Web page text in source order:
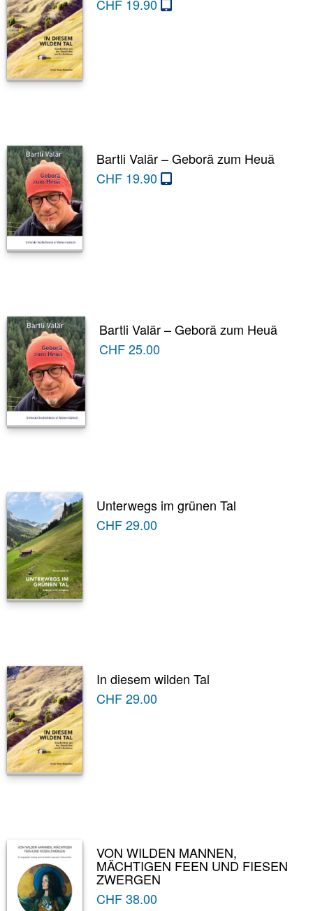
CHF19.90
Bartli Valär – Geborä zum Heuä
CHF19.90
Bartli Valär – Geborä zum Heuä
CHF25.00
Unterwegs im grünen Tal
CHF29.00
In diesem wilden Tal
CHF29.00
VON WILDEN MANNEN,
MÄCHTIGEN FEEN UND FIESEN
ZWERGEN
CHF38.00